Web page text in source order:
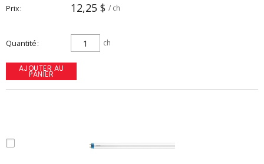
Prix 12,25 $ / ch
Quantité ch
AJOUTER AU
PANIER